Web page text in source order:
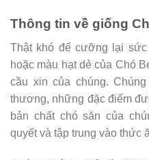
Thông tin về giống
Thật khó để cưỡng lại
hoặc màu hạt dẻ của Chó
cầu xin của chúng.
thương, những đặc điểm
bản chất chó săn của
quyết và tập trung vào thức